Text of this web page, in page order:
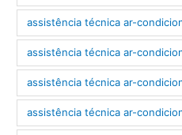
assistência técnica ar-
assistência técnica ar-
assistência técnica ar-
assistência técnica ar-